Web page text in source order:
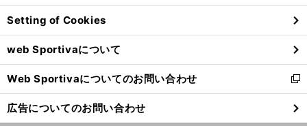
ン
ド
ウ
で
開
く
Setting of Cookies
web Sportivaについて
Web Sportivaについてのお問い合わせ
新
し
い
広告についてのお問い合わせ